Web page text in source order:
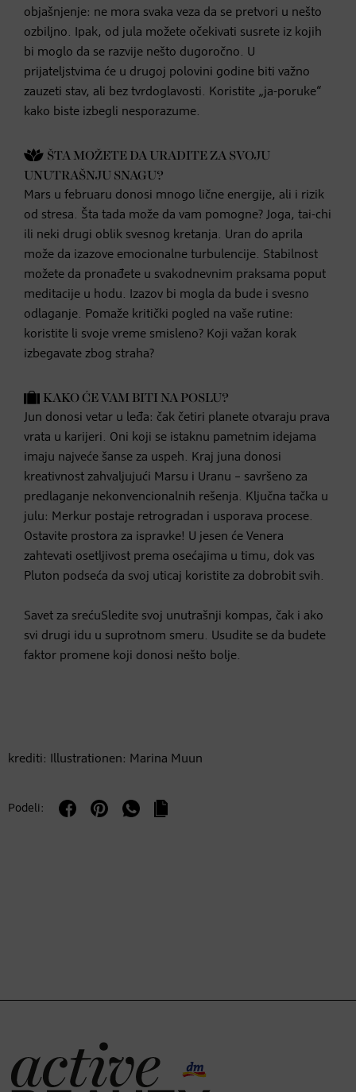
objašnjenje: ne mora svaka veza da se pretvori u nešto
ozbiljno. Ipak, od jula možete očekivati susrete iz kojih
bi moglo da se razvije nešto dugoročno. U
prijateljstvima će u drugoj polovini godine biti važno
zauzeti stav, ali bez tvrdoglavosti. Koristite „ja-poruke“
kako biste izbegli nesporazume.
ŠTA MOŽETE DA URADITE ZA SVOJU
UNUTRAŠNJU SNAGU?
Mars u februaru donosi mnogo lične energije, ali i rizik
od stresa. Šta tada može da vam pomogne? Joga, tai-chi
ili neki drugi oblik svesnog kretanja. Uran do aprila
može da izazove emocionalne turbulencije. Stabilnost
možete da pronađete u svakodnevnim praksama poput
meditacije u hodu. Izazov bi mogla da bude i svesno
odlaganje. Pomaže kritički pogled na vaše rutine:
koristite li svoje vreme smisleno? Koji važan korak
izbegavate zbog straha?
KAKO ĆE VAM BITI NA POSLU?
Jun donosi vetar u leđa: čak četiri planete otvaraju prava
vrata u karijeri. Oni koji se istaknu pametnim idejama
imaju najveće šanse za uspeh. Kraj juna donosi
kreativnost zahvaljujući Marsu i Uranu – savršeno za
predlaganje nekonvencionalnih rešenja. Ključna tačka u
julu: Merkur postaje retrogradan i usporava procese.
Ostavite prostora za ispravke! U jesen će Venera
zahtevati osetljivost prema osećajima u timu, dok vas
Pluton podseća da svoj uticaj koristite za dobrobit svih.
Savet za srećuSledite svoj unutrašnji kompas, čak i ako
svi drugi idu u suprotnom smeru. Usudite se da budete
faktor promene koji donosi nešto bolje.
krediti: Illustrationen: Marina Muun
Podeli: